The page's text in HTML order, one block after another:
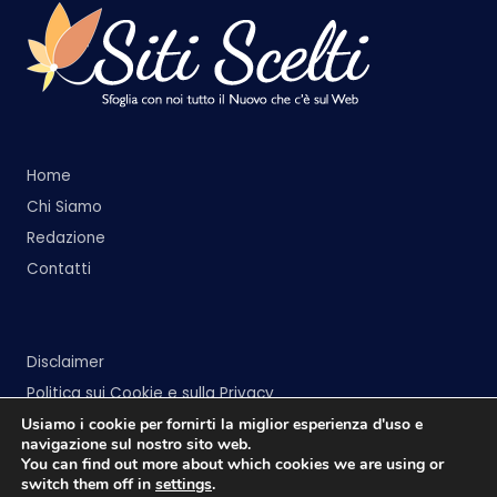
Home
Chi Siamo
Redazione
Contatti
Disclaimer
Politica sui Cookie e sulla Privacy
Usiamo i cookie per fornirti la miglior esperienza d'uso e
navigazione sul nostro sito web.
You can find out more about which cookies we are using or
switch them off in settings.